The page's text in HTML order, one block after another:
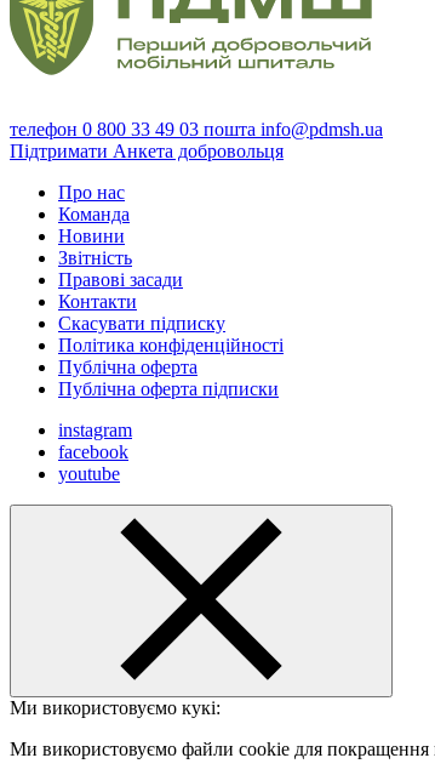
телефон 0 800 33 49 03 пошта info@pdmsh.ua
Підтримати Анкета добровольця
Про нас
Команда
Новини
Звітність
Правові засади
Контакти
Скасувати підписку
Політика конфіденційності
Публічна оферта
Публічна оферта підписки
instagram
facebook
youtube
Ми використовуємо кукі:
Ми використовуємо файли cookie для покращення